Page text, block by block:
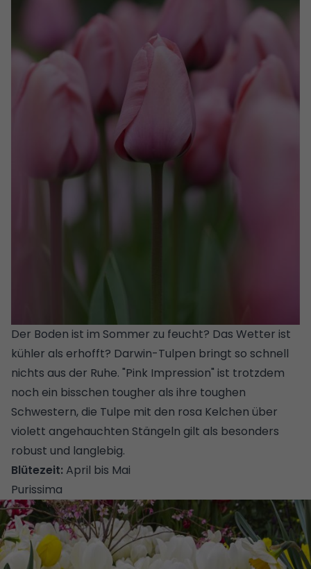
Der Boden ist im Sommer zu feucht? Das Wetter ist
kühler als erhofft? Darwin-Tulpen bringt so schnell
nichts aus der Ruhe. "Pink Impression" ist trotzdem
noch ein bisschen tougher als ihre toughen
Schwestern, die Tulpe mit den rosa Kelchen über
violett angehauchten Stängeln gilt als besonders
robust und langlebig.
Blütezeit: April bis Mai
Purissima